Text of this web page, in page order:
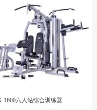
1600六人站综合训练器